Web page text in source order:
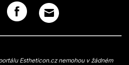
Estheticon.cz nemohou v žádném